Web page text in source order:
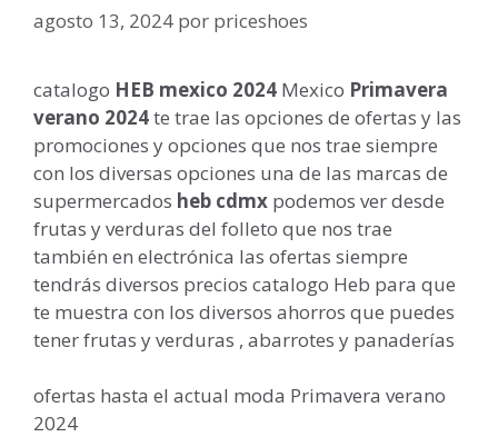
agosto 13, 2024 por priceshoes
catalogo HEB mexico 2024 Mexico Primavera
verano 2024te trae las opciones de ofertas y las
promociones y opciones que nos trae siempre
con los diversas opciones una de las marcas de
supermercados heb cdmx podemos ver desde
frutas y verduras del folleto que nos trae
también en electrónica las ofertas siempre
tendrás diversos precios catalogo Heb para que
te muestra con los diversos ahorros que puedes
tener frutas y verduras , abarrotes y panaderías
ofertas hasta el actual moda Primavera verano
2024